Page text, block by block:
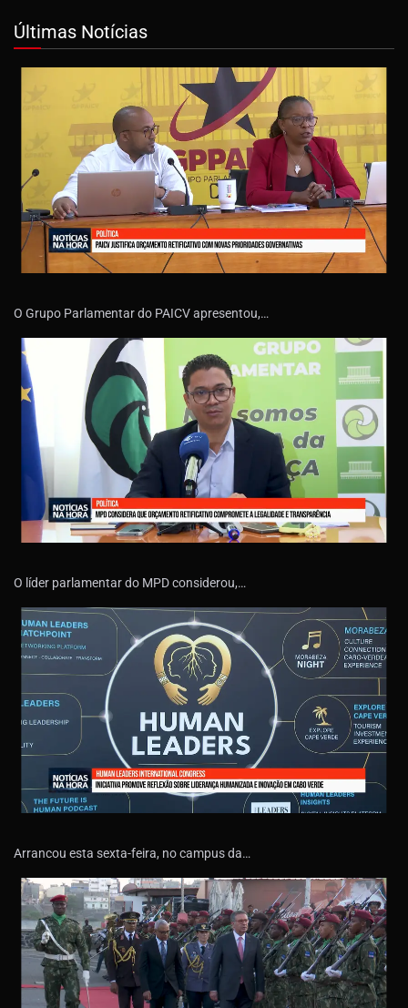
Últimas Notícias
O Grupo Parlamentar do PAICV apresentou,…
O líder parlamentar do MPD considerou,…
Arrancou esta sexta-feira, no campus da…